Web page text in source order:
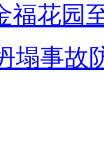
福花园
塌事